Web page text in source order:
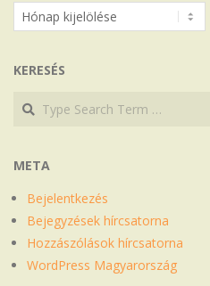
Archívum
KERESÉS
Search
Search
META
Bejelentkezés
Bejegyzések hírcsatorna
Hozzászólások hírcsatorna
WordPress Magyarország